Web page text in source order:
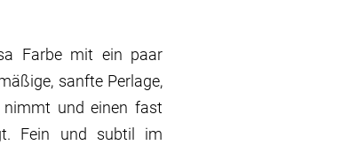
Farbe mit ein paar
sanfte Perlage,
und einen fast
Fein und subtil im